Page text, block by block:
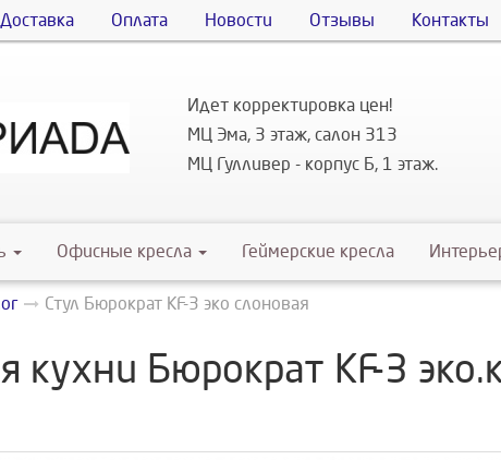
Доставка Оплата Новости Отзывы Контакты
Идет корректировка цен!
МЦ Эма, 3 этаж, салон 313
МЦ Гулливер - корпус Б, 1 этаж.
Офисные кресла Геймерские кресла
Стул Бюрократ KF-3 эко слоновая
кухни Бюрократ KF-3